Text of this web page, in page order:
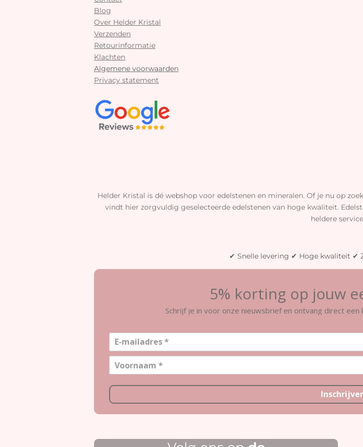
Blog
Over Helder Kristal
Verzenden
Retourinformatie
Klachten
Algemene voorwaarden
Privacy statement
Helder Kristal is dé webshop voor edelstenen en mineralen. Of je nu op
vindt hier zorgvuldig geselecteerde edelstenen van hoge kwaliteit.
heldere
✔ Snelle levering ✔ Hoge kwaliteit ✔
5% korting op jouw
Schrijf je in voor onze nieuwsbrief en ontvang direct